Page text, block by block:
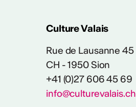
Culture Valais
Rue de Lausanne 45
CH - 1950 Sion
+41 (0)27 606 45 69
info@culturevalais.ch